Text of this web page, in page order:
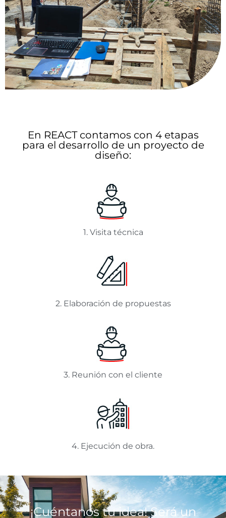
En REACT contamos con 4 etapas
para el desarrollo de un proyecto de
diseño:
1. Visita técnica
2. Elaboración de propuestas
3. Reunión con el cliente
4. Ejecución de obra.
¡Cuéntanos tu idea! Será un